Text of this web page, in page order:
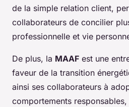
de la simple relation client,
collaborateurs de concilier
professionnelle et vie
De plus, la MAAF est une
faveur de la transition
ainsi ses collaborateurs à
comportements